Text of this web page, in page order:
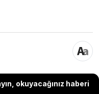
okuyacağınız haberi